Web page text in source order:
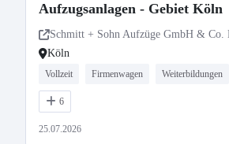
Aufzugsanlagen - Gebiet Köln
Schmitt + Sohn Aufzüge GmbH & Co.
Köln
Vollzeit Firmenwagen Weiterbildungen
6
25.07.2026